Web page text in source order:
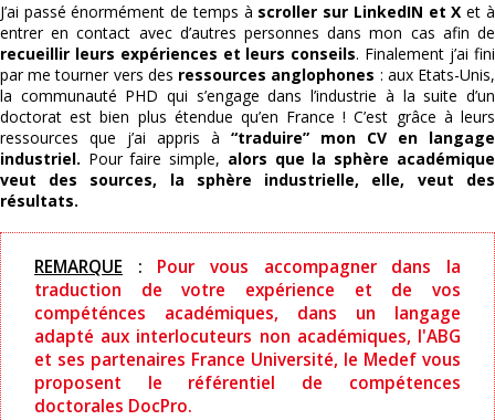
J’ai passé énormément de temps à scroller sur LinkedIN et X et à
entrer en contact avec d’autres personnes dans mon cas afin de
recueillir leurs expériences et leurs conseils. Finalement j’ai fini
par me tourner vers des ressources anglophones : aux Etats-Unis,
la communauté PHD qui s’engage dans l’industrie à la suite d’un
doctorat est bien plus étendue qu’en France ! C’est grâce à leurs
ressources que j’ai appris à “traduire” mon CV en langage
industriel. Pour faire simple, alors que la sphère académique
veut des sources, la sphère industrielle, elle, veut des
résultats.
REMARQUE : Pour vous accompagner dans la
traduction de votre expérience et de vos
compéténces académiques, dans un langage
adapté aux interlocuteurs non académiques, l'ABG
et ses partenaires France Université, le Medef vous
proposent le référentiel de compétences
doctorales DocPro.